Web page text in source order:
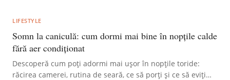
LIFESTYLE
Somn la caniculă: cum dormi mai bine în nopțile calde
fără aer condiționat
Descoperă cum poți adormi mai ușor în nopțile toride:
răcirea camerei, rutina de seară, ce să porți și ce să eviți